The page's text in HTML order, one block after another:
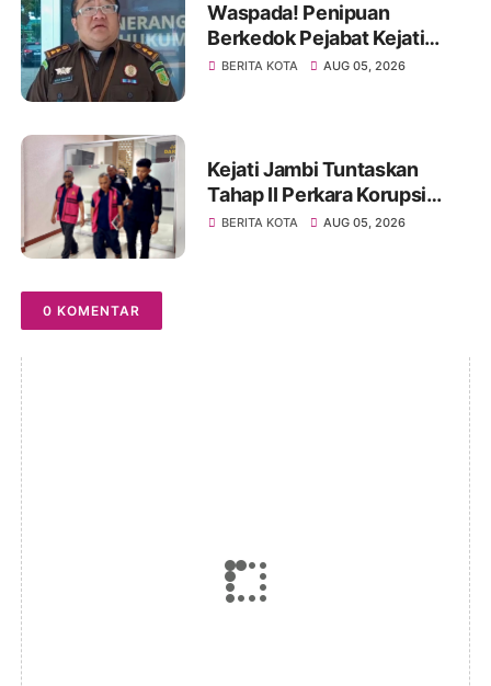
Waspada! Penipuan
Berkedok Pejabat Kejati
Jambi, Warga Diminta
BERITA KOTA AUG 05, 2026
Kejati Jambi Tuntaskan
Tahap II Perkara Korupsi
Pengadaan Tanah Akses
BERITA KOTA AUG 05, 2026
0 KOMENTAR